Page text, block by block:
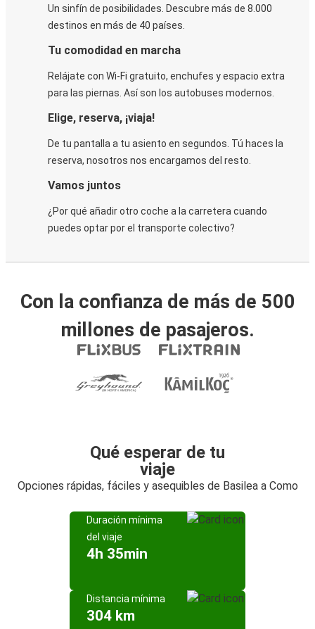
Un sinfín de posibilidades. Descubre más de 8.000
destinos en más de 40 países.
Tu comodidad en marcha
Relájate con Wi-Fi gratuito, enchufes y espacio extra
para las piernas. Así son los autobuses modernos.
Elige, reserva, ¡viaja!
De tu pantalla a tu asiento en segundos. Tú haces la
reserva, nosotros nos encargamos del resto.
Vamos juntos
¿Por qué añadir otro coche a la carretera cuando
puedes optar por el transporte colectivo?
Con la confianza de más de 500
millones de pasajeros.
Qué esperar de tu
viaje
Opciones rápidas, fáciles y asequibles de Basilea a Como
Duración mínima
del viaje
4h 35min
Distancia mínima
304 km